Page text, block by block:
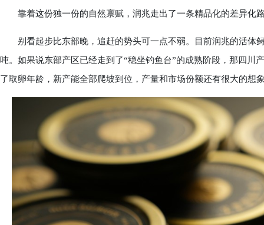
靠着这份独一份的自然禀赋，润兆走出了一条精品化的差异化
别看起步比东部晚，追赶的势头可一点不弱。目前润兆的活体
吨。如果说东部产区已经走到了“稳坐钓鱼台”的成熟阶段，那四
了取卵年龄，新产能全部爬坡到位，产量和市场份额还有很大的想